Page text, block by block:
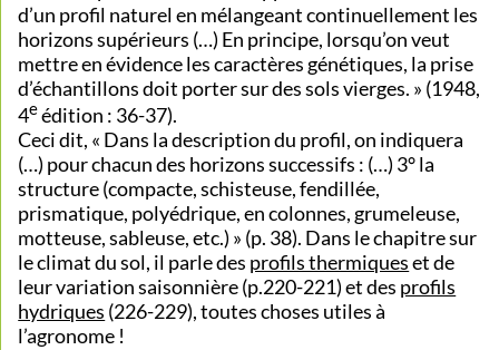
d’un profil naturel en mélangeant continuellement les
horizons supérieurs (…) En principe, lorsqu’on veut
mettre en évidence les caractères génétiques, la prise
d’échantillons doit porter sur des sols vierges. » (1948,
4eédition : 36-37).
Ceci dit, « Dans la description du profil, on indiquera
(…) pour chacun des horizons successifs : (…) 3° la
structure (compacte, schisteuse, fendillée,
prismatique, polyédrique, en colonnes, grumeleuse,
motteuse, sableuse, etc.) » (p. 38). Dans le chapitre sur
le climat du sol, il parle des profils thermiqueset de
leur variation saisonnière (p.220-221) et des profils
hydriques (226-229), toutes choses utiles à
l’agronome !